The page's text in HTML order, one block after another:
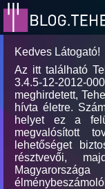
Kedves Látogató!
Az itt található
3.4.5-12-2012-
meghirdetett,
hívta életre.
helyet ez a
megvalósított
lehetőséget
résztvevői,